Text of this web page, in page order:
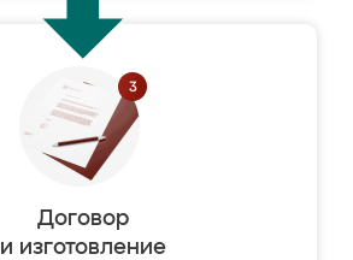
Договор
и изготовление